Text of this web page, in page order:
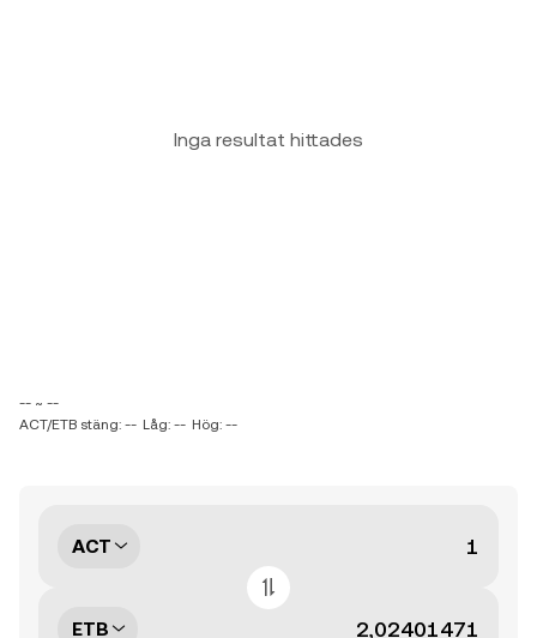
Inga resultat hittades
-- ~ --
ACT/ETB stäng: -- Låg: -- Hög: --
ACT
ETB